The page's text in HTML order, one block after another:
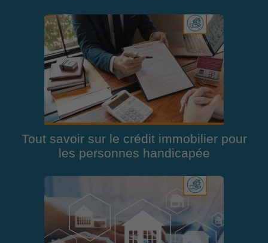
Tout savoir sur le crédit immobilier pour
les personnes handicapée